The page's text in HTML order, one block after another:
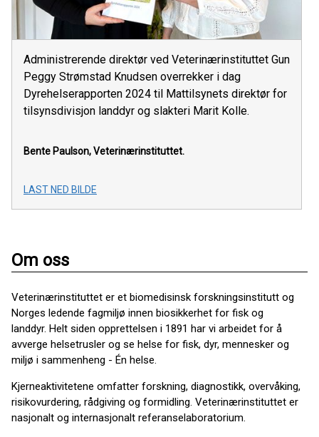
Administrerende direktør ved Veterinærinstituttet Gun
Peggy Strømstad Knudsen overrekker i dag
Dyrehelserapporten 2024 til Mattilsynets direktør for
tilsynsdivisjon landdyr og slakteri Marit Kolle.
Bente Paulson, Veterinærinstituttet.
LAST NED BILDE
Om oss
Veterinærinstituttet er et biomedisinsk forskningsinstitutt og
Norges ledende fagmiljø innen biosikkerhet for fisk og
landdyr. Helt siden opprettelsen i 1891 har vi arbeidet for å
avverge helsetrusler og se helse for fisk, dyr, mennesker og
miljø i sammenheng - Én helse.
Kjerneaktivitetene omfatter forskning, diagnostikk, overvåking,
risikovurdering, rådgiving og formidling. Veterinærinstituttet er
nasjonalt og internasjonalt referanselaboratorium.